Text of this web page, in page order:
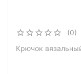
(0)
Крючок